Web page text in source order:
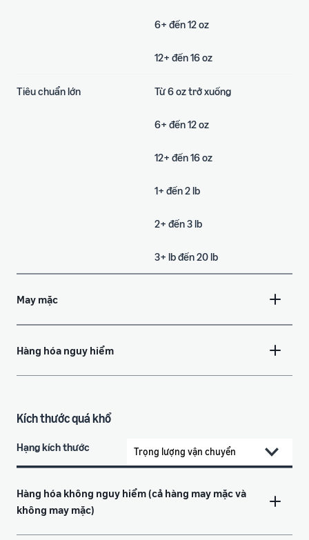
6+ đến 12 oz
12+ đến 16 oz
Tiêu chuẩn lớn Từ 6 oz trở xuống
6+ đến 12 oz
12+ đến 16 oz
1+ đến 2 lb
2+ đến 3 lb
3+ lb đến 20 lb
May mặc
Hàng hóa nguy hiểm
Kích thước quá khổ
Hạng kích thước
Hàng hóa không nguy hiểm (cả hàng may mặc và
không may mặc)